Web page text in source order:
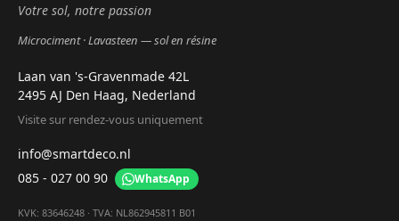
Votre sol, notre passion
Microciment Lavasteen — sol en résine
Laan van 's-Gravenmade 42L
2495 AJ Den Haag, Nederland
Visite sur rendez-vous uniquement
info@smartdeco.nl
085 - 027 00 90
WhatsApp
KVK: 83646248 · TVA: NL862945811 B01